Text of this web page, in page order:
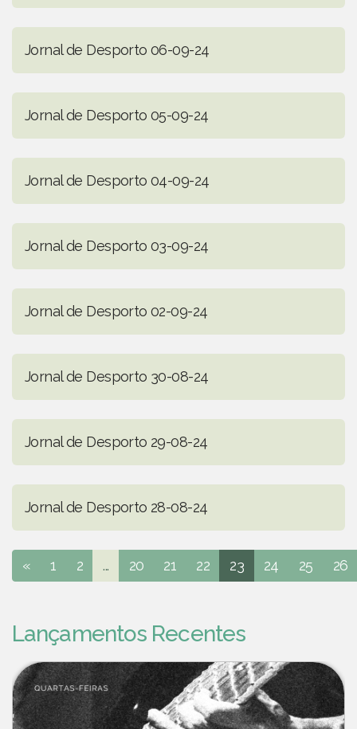
Jornal de Desporto 06-09-24
Jornal de Desporto 05-09-24
Jornal de Desporto 04-09-24
Jornal de Desporto 03-09-24
Jornal de Desporto 02-09-24
Jornal de Desporto 30-08-24
Jornal de Desporto 29-08-24
Jornal de Desporto 28-08-24
« 1 2 ... 20 21 22 23 24 25 26
Lançamentos Recentes